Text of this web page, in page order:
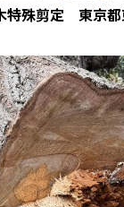
特殊剪定 東京